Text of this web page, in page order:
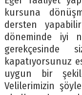
kursuna
dersten
döneminde iyi
kapatıyorsunuz
uygun bir
Velilerimizin